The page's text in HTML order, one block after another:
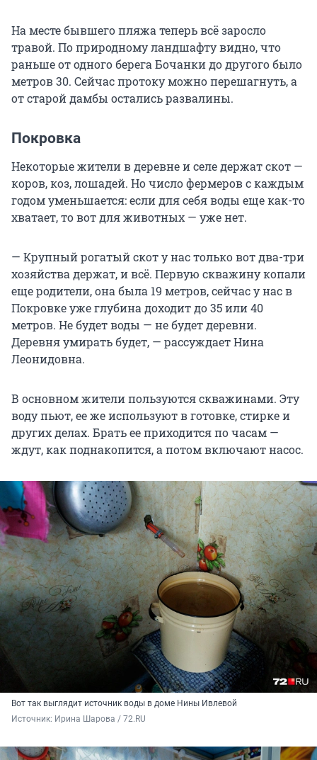
На месте бывшего пляжа теперь всё заросло
травой. По природному ландшафту видно, что
раньше от одного берега Бочанки до другого было
метров 30. Сейчас протоку можно перешагнуть, а
от старой дамбы остались развалины.
Покровка
Некоторые жители в деревне и селе держат скот —
коров, коз, лошадей. Но число фермеров с каждым
годом уменьшается: если для себя воды еще как-то
хватает, то вот для животных — уже нет.
— Крупный рогатый скот у нас только вот два-три
хозяйства держат, и всё. Первую скважину копали
еще родители, она была 19 метров, сейчас у нас в
Покровке уже глубина доходит до 35 или 40
метров. Не будет воды — не будет деревни.
Деревня умирать будет, — рассуждает Нина
Леонидовна.
В основном жители пользуются скважинами. Эту
воду пьют, ее же используют в готовке, стирке и
других делах. Брать ее приходится по часам —
ждут, как поднакопится, а потом включают насос.
Вот так выглядит источник воды в доме Нины Ивлевой
Источник: Ирина Шарова / 72.RU